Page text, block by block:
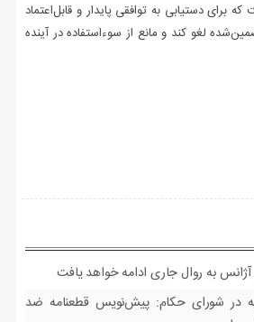
که برای دستیابی به توافقی پایدار و قابل‌اعتماد
لغو کند و مانع از سوءاستفاده در آینده
آژانس به روال جاری ادامه خواهد یافت
در شورای حکام: پیش‌نویس قطعنامه ضد